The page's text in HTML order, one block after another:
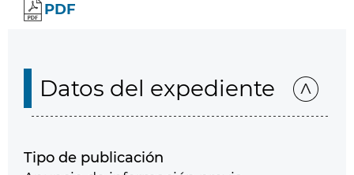
PDF
Datos del expediente
Tipo de publicación